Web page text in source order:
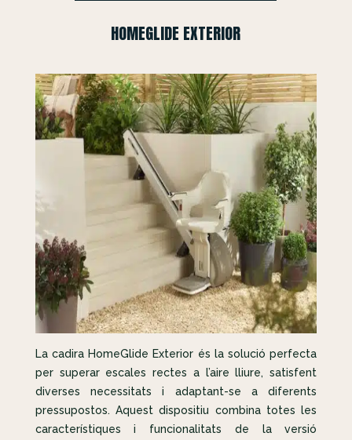
HOMEGLIDE EXTERIOR
La cadira HomeGlide Exterior és la solució perfecta
per superar escales rectes a l’aire lliure, satisfent
diverses necessitats i adaptant-se a diferents
pressupostos. Aquest dispositiu combina totes les
característiques i funcionalitats de la versió